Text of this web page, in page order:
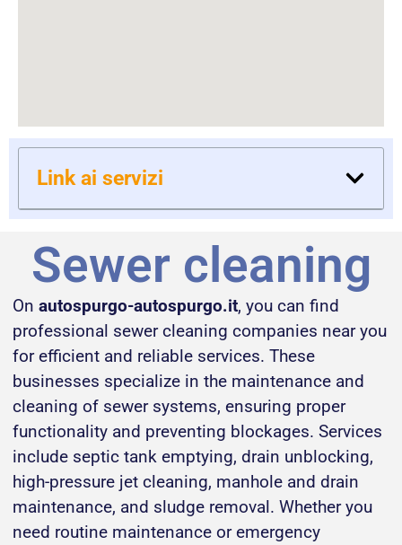
Link ai servizi
Sewer cleaning
On autospurgo-autospurgo.it, you can find
professional sewer cleaning companies near you
for efficient and reliable services. These
businesses specialize in the maintenance and
cleaning of sewer systems, ensuring proper
functionality and preventing blockages. Services
include septic tank emptying, drain unblocking,
high-pressure jet cleaning, manhole and drain
maintenance, and sludge removal. Whether you
need routine maintenance or emergency